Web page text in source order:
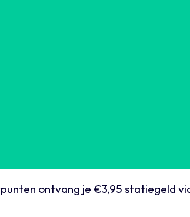
ontvang je €3,95 statiegeld